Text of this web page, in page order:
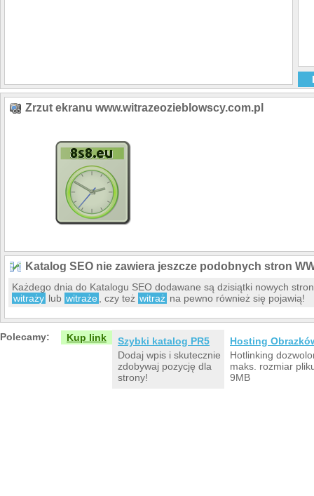
Zrzut ekranu www.witrazeozieblowscy.com.pl
Katalog SEO nie zawiera jeszcze podobnych stron
Każdego dnia do Katalogu SEO dodawane są dzisiątki nowych
witraży lub witraże , czy też witraż na pewno również się pojawią!
Polecamy: Kup link
Szybki katalog PR5
Dodaj wpis i skutecznie
zdobywaj pozycję dla
strony!
Hosting
Hotlinking
maks. rozmiar
9MB